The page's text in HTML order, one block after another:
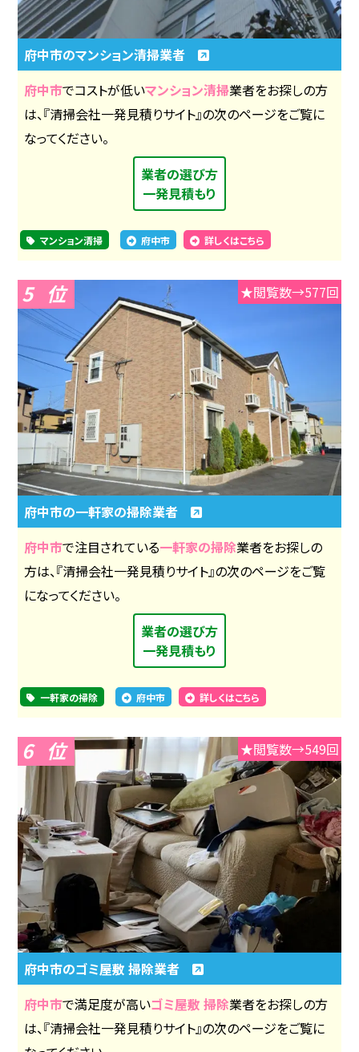
府中市のマンション清掃業者
府中市でコストが低いマンション清掃業者をお探しの方
は、『清掃会社一発見積りサイト』の次のページをご覧に
なってください。
業者の選び方
一発見積もり
マンション清掃 府中市 詳しくはこちら
5 ★閲覧数→577回
府中市の一軒家の掃除業者
府中市で注目されている一軒家の掃除業者をお探しの
方は、『清掃会社一発見積りサイト』の次のページをご覧
になってください。
業者の選び方
一発見積もり
一軒家の掃除 府中市 詳しくはこちら
6 ★閲覧数→549回
府中市のゴミ屋敷 掃除業者
府中市で満足度が高いゴミ屋敷 掃除業者をお探しの方
は、『清掃会社一発見積りサイト』の次のページをご覧に